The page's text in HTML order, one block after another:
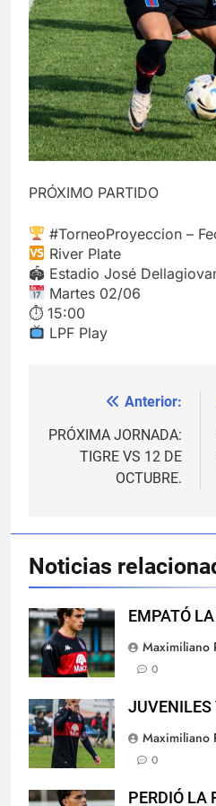
PRÓXIMO PARTIDO
#TorneoProyeccion –
River Plate
🏟 Estadio José
Martes 02/06
⏱ 15:00
LPF Play
Navegación
de
entradas
Anterior:
PRÓXIMA JORNADA:
TIGRE VS 12 DE
OCTUBRE.
Noticias
EMPATÓ
Maximiliano
0
JUVENILES
Maximiliano
0
PERDIÓ LA